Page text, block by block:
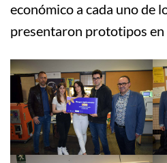
económico a cada uno de
presentaron prototipos